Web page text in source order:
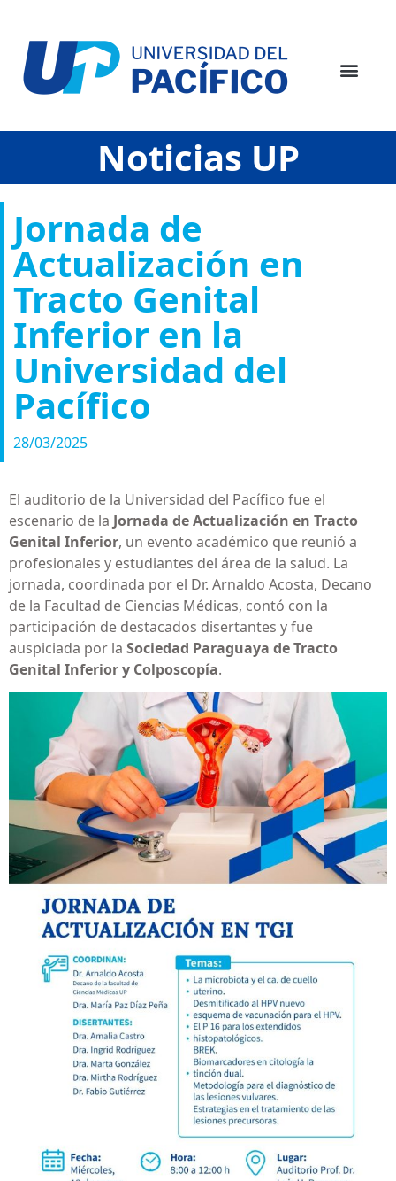
Noticias UP
Jornada de
Actualización en
Tracto Genital
Inferior en la
Universidad del
Pacífico
28/03/2025
El auditorio de la Universidad del Pacífico fue el
escenario de la Jornada de Actualización en Tracto
Genital Inferior, un evento académico que reunió a
profesionales y estudiantes del área de la salud. La
jornada, coordinada por el Dr. Arnaldo Acosta, Decano
de la Facultad de Ciencias Médicas, contó con la
participación de destacados disertantes y fue
auspiciada por la Sociedad Paraguaya de Tracto
Genital Inferior y Colposcopía.